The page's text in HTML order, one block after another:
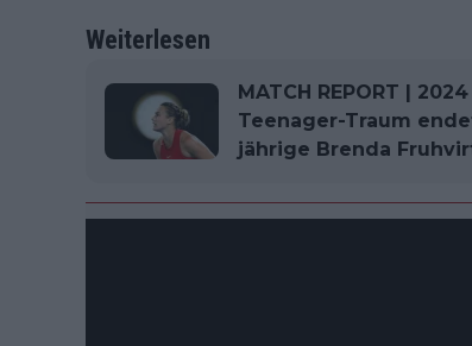
Weiterlesen
MATCH REPORT |
Teenager-Traum
jährige Brenda